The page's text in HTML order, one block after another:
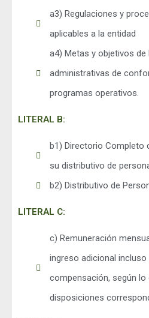
a3) Regulaciones y
aplicables a la entidad
a4) Metas y objetivos de
administrativas de
programas operativos.
LITERAL B:
b1) Directorio Completo
su distributivo de
b2) Distributivo de
LITERAL C:
c) Remuneración
ingreso adicional
compensación, según lo
disposiciones